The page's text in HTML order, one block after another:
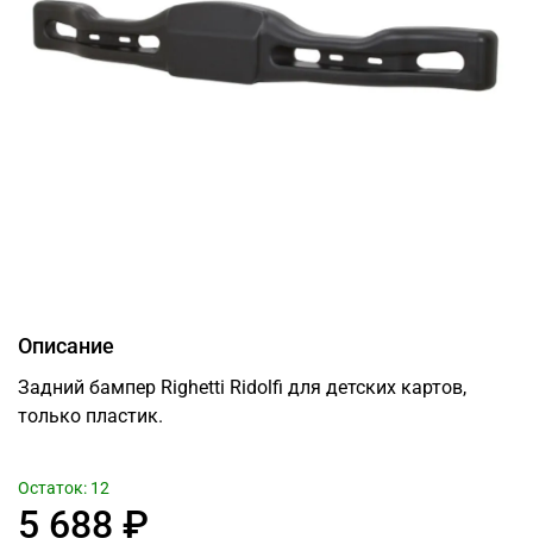
Описание
Задний бампер Righetti Ridolfi для детских картов,
только пластик.
5 688 ₽
Остаток: 12